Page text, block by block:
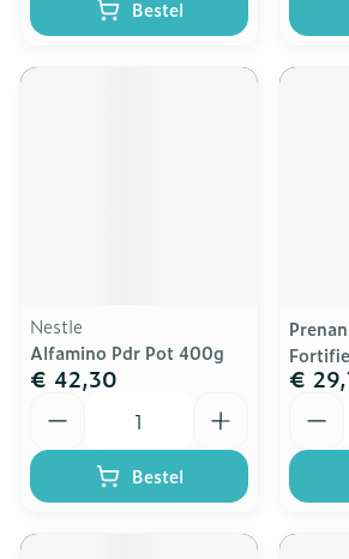
Bestel
Nestle
Alfamino Pdr Pot 400g
€ 42,30
Bestel
€